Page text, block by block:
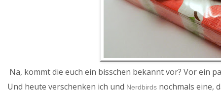
Na, kommt die euch ein bisschen bekannt vor? Vor ein
Und heute verschenken ich und Nerdbirds nochmals eine,